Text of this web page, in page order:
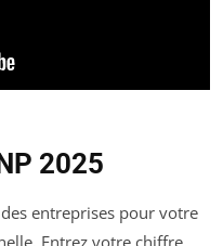
2025
entreprises pour votre